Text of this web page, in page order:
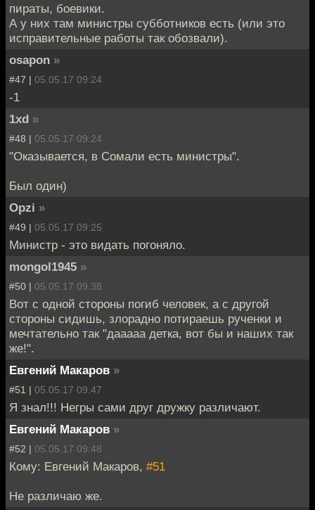
пираты, боевики.
А у них там министры субботников есть (или это
исправительные работы так обозвали).
osapon »
#47 | 05.05.17 09:24
-1
1xd »
#48 | 05.05.17 09:24
"Оказывается, в Сомали есть министры".
Был один)
Opzi »
#49 | 05.05.17 09:25
Министр - это видать погоняло.
mongol1945 »
#50 | 05.05.17 09:38
Вот с одной стороны погиб человек, а с другой
стороны сидишь, злорадно потираешь рученки и
мечтательно так "дааааа детка, вот бы и наших так
же!".
Евгений Макаров »
#51 | 05.05.17 09:47
Я знал!!! Негры сами друг дружку различают.
Евгений Макаров »
#52 | 05.05.17 09:48
Кому: Евгений Макаров, #51
Не различаю же.